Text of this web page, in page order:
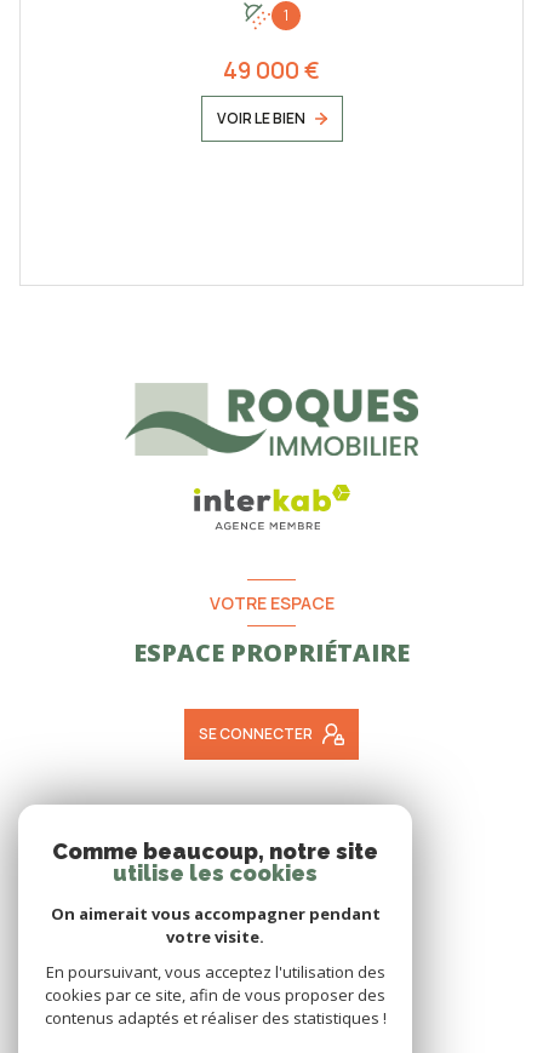
1
49 000 €
VOIR LE BIEN
VOTRE ESPACE
ESPACE PROPRIÉTAIRE
SE CONNECTER
NOUS ADHÉRONS
Comme beaucoup, notre site
utilise les cookies
On aimerait vous accompagner pendant
votre visite.
En poursuivant, vous acceptez l'utilisation des
cookies par ce site, afin de vous proposer des
contenus adaptés et réaliser des statistiques !